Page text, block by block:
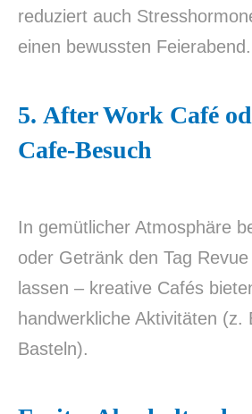
reduziert auch
einen bewussten Feierabend.
5. After Work Café
Cafe-Besuch
In gemütlicher Atmosphäre
oder Getränk den Tag
lassen – kreative Cafés
handwerkliche Aktivitäten (z.
Basteln).